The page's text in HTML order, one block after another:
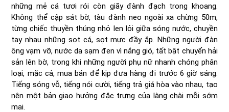
những mẻ cá tươi rói còn giãy đành đạch trong khoang.
Không thể cập sát bờ, tàu đành neo ngoài xa chừng 50m,
từng chiếc thuyền thúng nhỏ len lỏi giữa sóng nước, chuyền
tay nhau những sọt cá, sọt mực đầy ắp. Những người đàn
ông vạm vỡ, nước da sạm đen vì nắng gió, tất bật chuyển hải
sản lên bờ, trong khi những người phụ nữ nhanh chóng phân
loại, mặc cả, mua bán để kịp đưa hàng đi trước 6 giờ sáng.
Tiếng sóng vỗ, tiếng nói cười, tiếng trả giá hòa vào nhau, tạo
nên một bản giao hưởng đặc trưng của làng chài mỗi sớm
mai.